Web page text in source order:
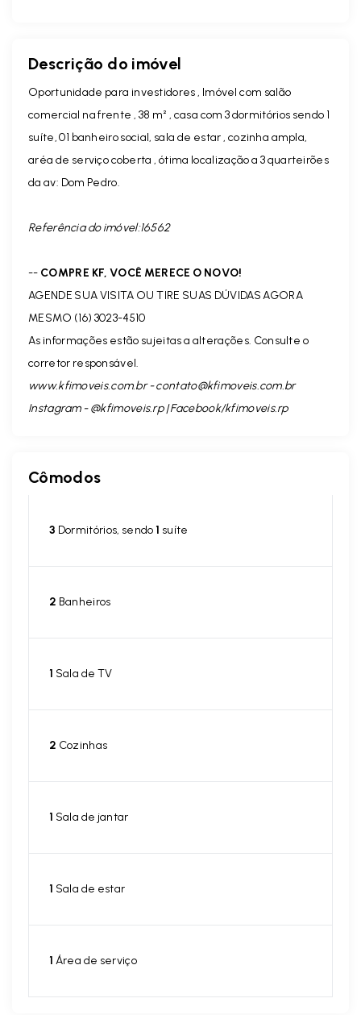
Descrição do imóvel
Oportunidade para investidores , Imóvel com salão
comercial na frente , 38 m² , casa com 3 dormitórios sendo 1
suíte, 01 banheiro social, sala de estar , cozinha ampla,
aréa de serviço coberta , ótima localização a 3 quarteirões
da av: Dom Pedro.
Referência do imóvel:16562
-- COMPRE KF, VOCÊ MERECE O NOVO!
AGENDE SUA VISITA OU TIRE SUAS DÚVIDAS AGORA
MESMO (16) 3023-4510
As informações estão sujeitas a alterações. Consulte o
corretor responsável.
www.kfimoveis.com.br -contato@kfimoveis.com.br
Instagram - @kfimoveis.rp | Facebook/kfimoveis.rp
Cômodos
3 Dormitórios, sendo1 suíte
2 Banheiros
1 Sala de TV
2 Cozinhas
1 Sala de jantar
1 Sala de estar
1 Área de serviço